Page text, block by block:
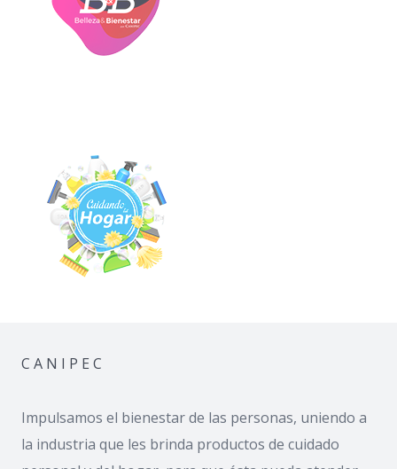
C A N I P E C
Impulsamos el bienestar de las personas, uniendo a
la industria que les brinda productos de cuidado